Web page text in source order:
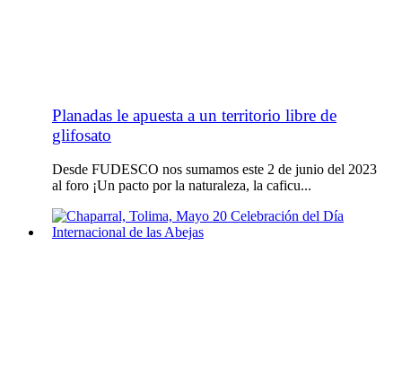
Planadas le apuesta a un territorio libre de
glifosato
Desde FUDESCO nos sumamos este 2 de junio del 2023
al foro ¡Un pacto por la naturaleza, la caficu...